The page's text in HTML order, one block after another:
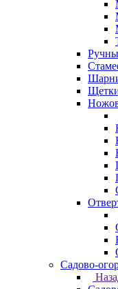
Садово-